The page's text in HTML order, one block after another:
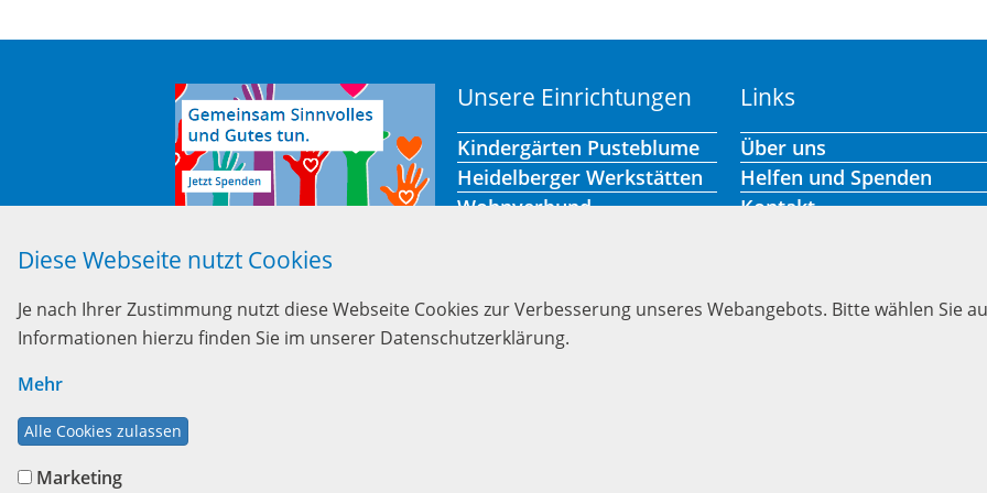
Diese Webseite nutzt Cookies
Je nach Ihrer Zustimmung nutzt diese Webseite Cookies zur Verbesserung unseres Webangebots. Bitte wählen Sie
Informationen hierzu finden Sie im unserer Datenschutzerklärung.
Mehr
Marketing
Unsere Einrichtungen
Kindergärten Pusteblume
Heidelberger Werkstätten
Wohnverbund
Links
Über uns
Helfen und Spenden
Kontakt
Aktuelles
Hinweisgeber-Portal